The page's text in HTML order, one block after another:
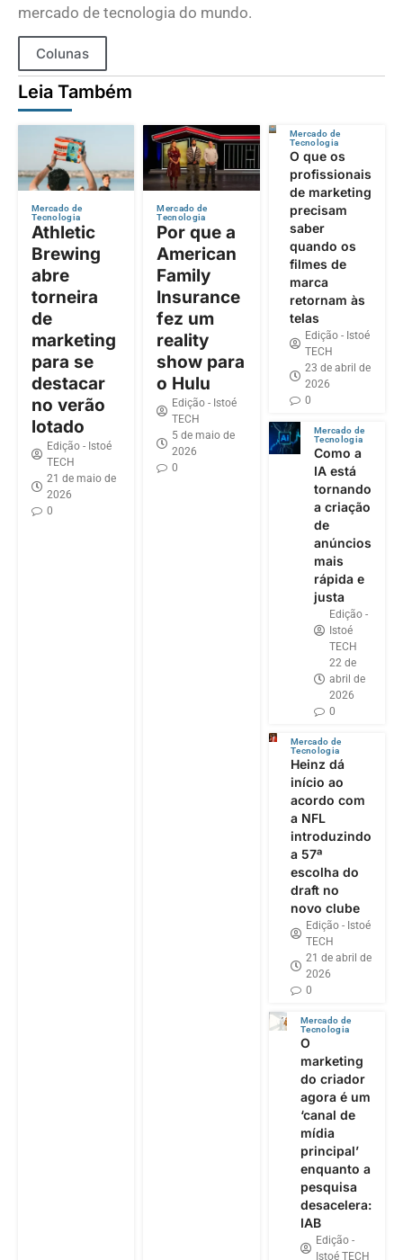
mercado de tecnologia do mundo.
Colunas
Leia Também
Mercado de
Tecnologia
Athletic
Brewing
abre
torneira
de
marketing
para se
destacar
no verão
lotado
Edição - Istoé
TECH
21 de maio de
2026
0
Mercado de
Tecnologia
Por que a
American
Family
Insurance
fez um
reality
show para
o Hulu
Edição - Istoé
TECH
5 de maio de
2026
0
Mercado de
Tecnologia
O que os
profissionais
de marketing
precisam
saber
quando os
filmes de
marca
retornam às
telas
Edição - Istoé
TECH
23 de abril de
2026
0
Mercado de
Tecnologia
Como a
IA está
tornando
a criação
de
anúncios
mais
rápida e
justa
Edição -
Istoé
TECH
22 de
abril de
2026
0
Mercado de
Tecnologia
Heinz dá
início ao
acordo com
a NFL
introduzindo
a 57ª
escolha do
draft no
novo clube
Edição - Istoé
TECH
21 de abril de
2026
0
Mercado de
Tecnologia
O
marketing
do criador
agora é um
‘canal de
mídia
principal’
enquanto a
pesquisa
desacelera:
IAB
Edição -
Istoé TECH